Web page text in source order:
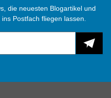
die neuesten Blogartikel und
Postfach fliegen lassen.